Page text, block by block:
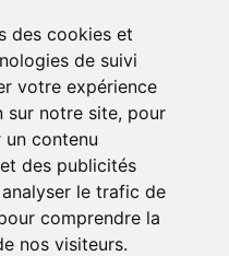
des cookies et
de suivi
votre expérience
sur notre site, pour
contenu
des publicités
le trafic de
comprendre la
nos visiteurs.
een boom! Lees meer